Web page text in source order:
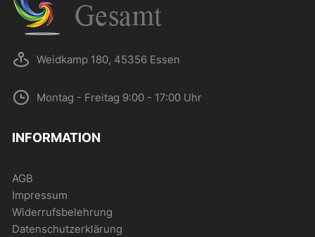
Weidkamp 180, 45356 Essen
Montag - Freitag 9:00 - 17:00 Uhr
INFORMATION
AGB
Impressum
Widerrufsbelehrung
Datenschutzerklärung